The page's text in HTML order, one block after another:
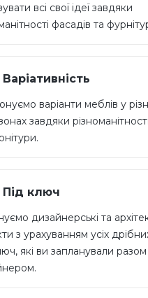
всі свої ідеї завдяки
фасадів та
Варіативність
варіанти меблів у
завдяки
Під ключ
дизайнерські та
з урахуванням усіх
які ви запланували